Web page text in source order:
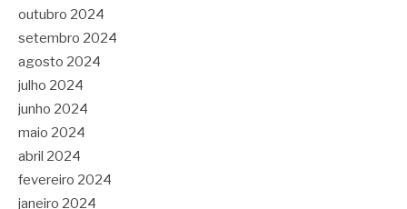
outubro 2024
setembro 2024
agosto 2024
julho 2024
junho 2024
maio 2024
abril 2024
fevereiro 2024
janeiro 2024